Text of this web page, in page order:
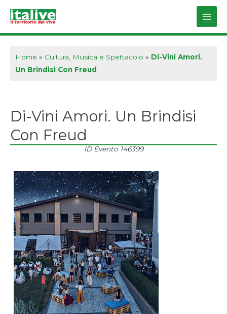
Main
Home » Cultura, Musica e Spettacolo » Di-Vini Amori.
Un Brindisi Con Freud
Di-Vini Amori. Un Brindisi
Con Freud
ID Evento 146399